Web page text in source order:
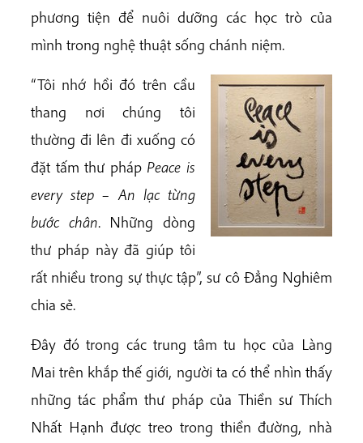
phương tiện để nuôi dưỡng các học trò của
mình trong nghệ thuật sống chánh niệm.
“Tôi nhớ hồi đó trên cầu
thang nơi chúng tôi
thường đi lên đi xuống có
đặt tấm thư pháp Peace is
every step – An lạc từng
bước chân. Những dòng
thư pháp này đã giúp tôi
rất nhiều trong sự thực tập”, sư cô Đẳng Nghiêm
chia sẻ.
Đây đó trong các trung tâm tu học của Làng
Mai trên khắp thế giới, người ta có thể nhìn thấy
những tác phẩm thư pháp của Thiền sư Thích
Nhất Hạnh được treo trong thiền đường, nhà